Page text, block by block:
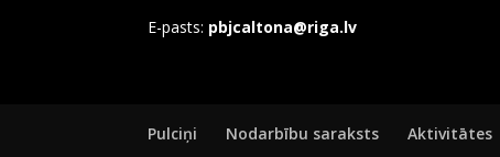
E-pasts: pbjcaltona@riga.lv
Pulciņi Nodarbību saraksts Aktivitātes